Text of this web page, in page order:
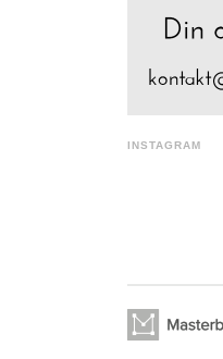
INSTAGRAM